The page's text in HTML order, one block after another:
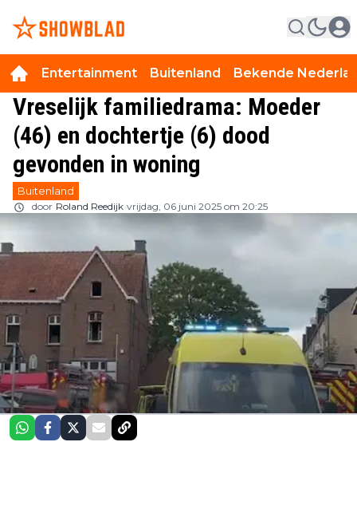
Entertainment Buitenland Bekende
Vreselijk familiedrama: Moeder
(46) en dochtertje (6) dood
gevonden in woning
Buitenland
door Roland Reedijk vrijdag, 06 juni 2025 om 20:25